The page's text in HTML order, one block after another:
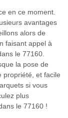
en ce moment.
avantages
alors de
faisant appel à
le 77160.
la pose de
propriété, et facile
si vous
plus
le 77160 !